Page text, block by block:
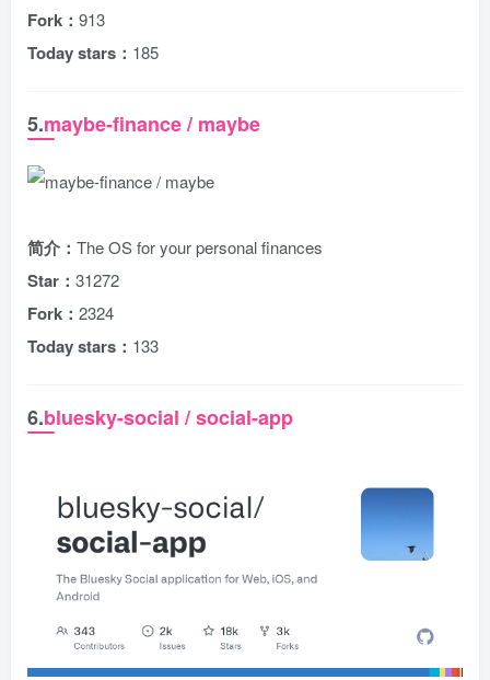
Fork： 913
Today stars： 185
5.maybe-finance / maybe
简介： The OS for your personal finances
Star： 31272
Fork： 2324
Today stars： 133
6.bluesky-social / social-app